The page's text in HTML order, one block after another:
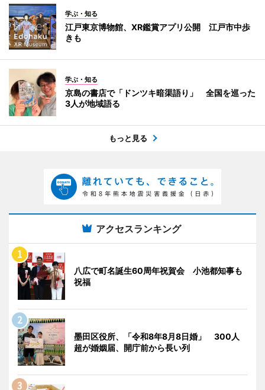
学ぶ・知る
江戸東京博物館、XR鑑賞アプリ公開 江戸市中歩
きも
学ぶ・知る
京島の書店で「ドンツキ暗渠語り」 全国を巡った
3人が地域語る
もっと見る
アクセスランキング
八広で町名誕生60周年祝賀会 小池都知事も
祝福
墨田区役所、「令和8年8月8日婚」 300人
超が婚姻届、開庁前から長い列